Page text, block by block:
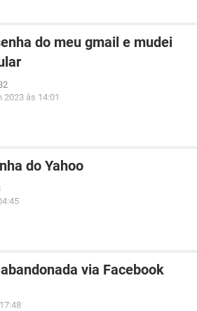
do meu gmail e mudei
2023 às 14:01
do Yahoo
via Facebook